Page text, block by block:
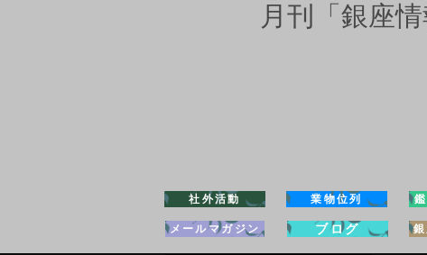
月刊「銀座
社外活動 業物位列
メールマガジン ブログ